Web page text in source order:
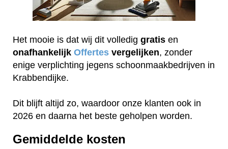
Het mooie is dat wij dit volledig gratis en
onafhankelijk Offertes vergelijken, zonder
enige verplichting jegens schoonmaakbedrijven in
Krabbendijke.
Dit blijft altijd zo, waardoor onze klanten ook in
2026 en daarna het beste geholpen worden.
Gemiddelde kosten